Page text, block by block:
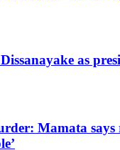
as
Mamata says